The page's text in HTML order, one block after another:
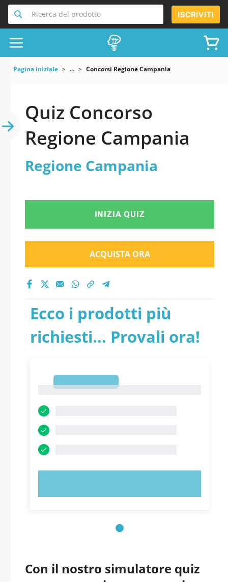
Ricerca del prodotto ISCRIVITI
Pagina iniziale ... Concorsi Regione Campania
Quiz Concorso
Regione Campania
Regione Campania
INIZIA QUIZ
ACQUISTA ORA
Ecco i prodotti più
richiesti... Provali ora!
Con il nostro simulatore quiz